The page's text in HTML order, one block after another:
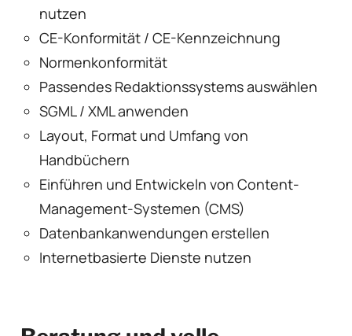
nutzen
CE-Konformität / CE-Kennzeichnung
Normenkonformität
Passendes Redaktionssystems auswählen
SGML / XML anwenden
Layout, Format und Umfang von
Handbüchern
Einführen und Entwickeln von Content-
Management-Systemen (CMS)
Datenbankanwendungen erstellen
Internetbasierte Dienste nutzen